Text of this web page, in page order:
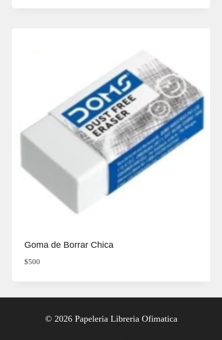
Goma de Borrar Chica
$500
© 2026 Papeleria Libreria Ofimatica